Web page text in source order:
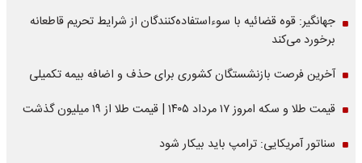
جهانگیر: قوه قضائیه با سوءاستفاده‌کنندگان از شرایط تحریم قاطعانه
برخورد می‌کند
آخرین فرصت بازنشستگان کشوری برای حذف و اضافه بیمه تکمیلی
قیمت طلا و سکه امروز ۱۷ مرداد ۱۴۰۵ | قیمت طلا از ۱۹ میلیون گذشت
سناتور آمریکایی: ترامپ باید بیکار شود